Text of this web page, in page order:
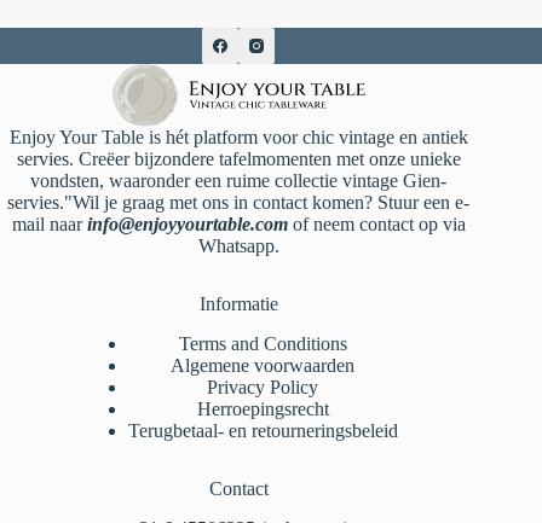
Enjoy Your Table is hét platform voor chic vintage en antiek
servies. Creëer bijzondere tafelmomenten met onze unieke
vondsten, waaronder een ruime collectie vintage Gien-
servies."Wil je graag met ons in contact komen? Stuur een e-
mail naarinfo@enjoyyourtable.comof neem contact op via
Whatsapp.
Informatie
Terms and Conditions
Algemene voorwaarden
Privacy Policy
Herroepingsrecht
Terugbetaal- en retourneringsbeleid
Contact